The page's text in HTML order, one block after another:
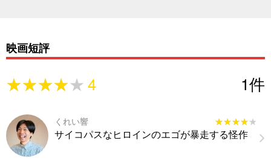
映画短評
★★★★★
★★★★★4 1件
くれい響 ★★★★★
★★★★★
サイコパスなヒロインのエゴが暴走する怪作